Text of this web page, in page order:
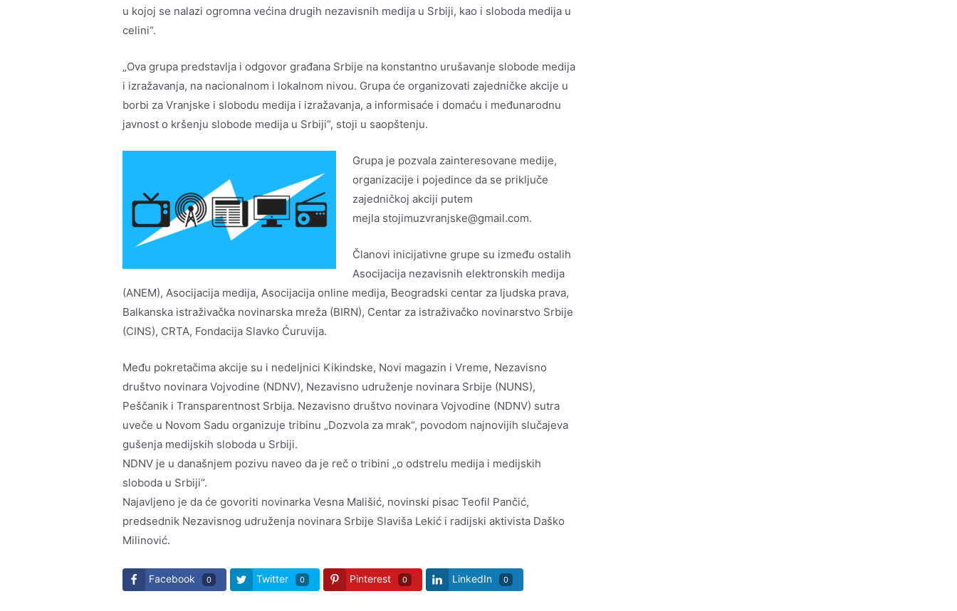
u kojoj se nalazi ogromna većina drugih nezavisnih medija u Srbiji, kao i sloboda medija u
celini“.
„Ova grupa predstavlja i odgovor građana Srbije na konstantno urušavanje slobode medija
i izražavanja, na nacionalnom i lokalnom nivou. Grupa će organizovati zajedničke akcije u
borbi za Vranjske i slobodu medija i izražavanja, a informisaće i domaću i međunarodnu
javnost o kršenju slobode medija u Srbiji“, stoji u saopštenju.
Grupa je pozvala zainteresovane medije,
organizacije i pojedince da se priključe
zajedničkoj akciji putem
mejla stojimuzvranjske@gmail.com.
Članovi inicijativne grupe su između ostalih
Asocijacija nezavisnih elektronskih medija
(ANEM), Asocijacija medija, Asocijacija online medija, Beogradski centar za ljudska prava,
Balkanska istraživačka novinarska mreža (BIRN), Centar za istraživačko novinarstvo Srbije
(CINS), CRTA, Fondacija Slavko Ćuruvija.
Među pokretačima akcije su i nedeljnici Kikindske, Novi magazin i Vreme, Nezavisno
društvo novinara Vojvodine (NDNV), Nezavisno udruženje novinara Srbije (NUNS),
Peščanik i Transparentnost Srbija. Nezavisno društvo novinara Vojvodine (NDNV) sutra
uveče u Novom Sadu organizuje tribinu „Dozvola za mrak“, povodom najnovijih slučajeva
gušenja medijskih sloboda u Srbiji.
NDNV je u današnjem pozivu naveo da je reč o tribini „o odstrelu medija i medijskih
sloboda u Srbiji“.
Najavljeno je da će govoriti novinarka Vesna Mališić, novinski pisac Teofil Pančić,
predsednik Nezavisnog udruženja novinara Srbije Slaviša Lekić i radijski aktivista Daško
Milinović.
Facebook 0 Twitter 0 Pinterest 0 LinkedIn 0